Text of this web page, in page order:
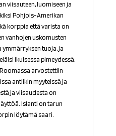
viisauteen, luomiseen ja
Pohjois-Amerikan
korppia että varista on
vanhojen uskomusten
tuoja, ja
ikuisessa pimeydessä.
arvostettiin
antiikin myyteissä ja
ja viisaudesta on
Islanti on tarun
löytämä saari.